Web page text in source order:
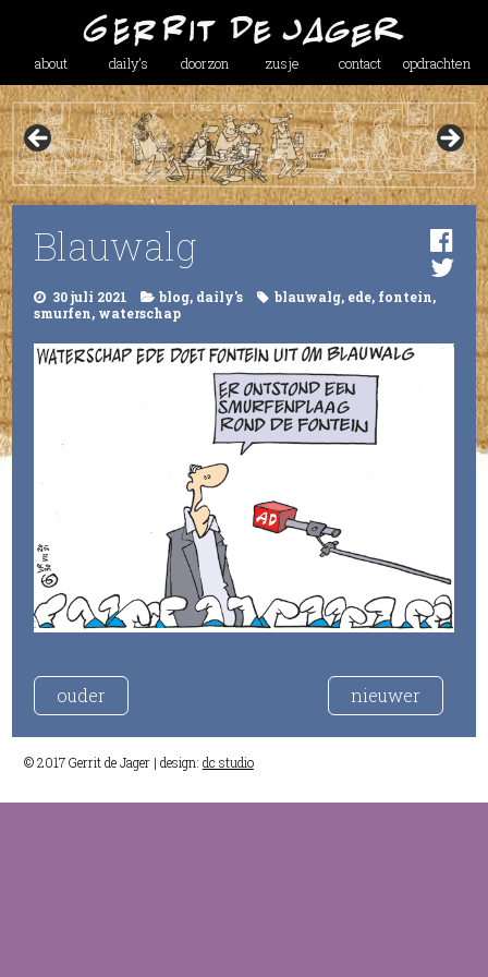
about daily’s doorzon zusje contact opdrachten
Blauwalg
30 juli 2021 blog, daily's blauwalg, ede, fontein,
smurfen, waterschap
ouder nieuwer
© 2017 Gerrit de Jager | design: dc studio